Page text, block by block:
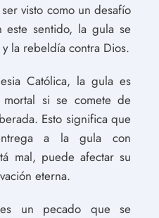
visto como un desafío
este sentido, la gula se
la rebeldía contra Dios.
Católica, la gula es
si se comete de
Esto significa que
a la gula con
mal, puede afectar su
eterna.
un pecado que se